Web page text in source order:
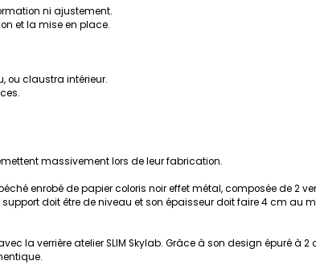
ni ajustement.
et la mise en place.
ou claustra intérieur.
massivement lors de leur fabrication.
enrobé de papier coloris noir effet métal, composée de 2
doit être de niveau et son épaisseur doit faire 4 cm au
la verrière atelier SLIM Skylab. Grâce à son design épuré à